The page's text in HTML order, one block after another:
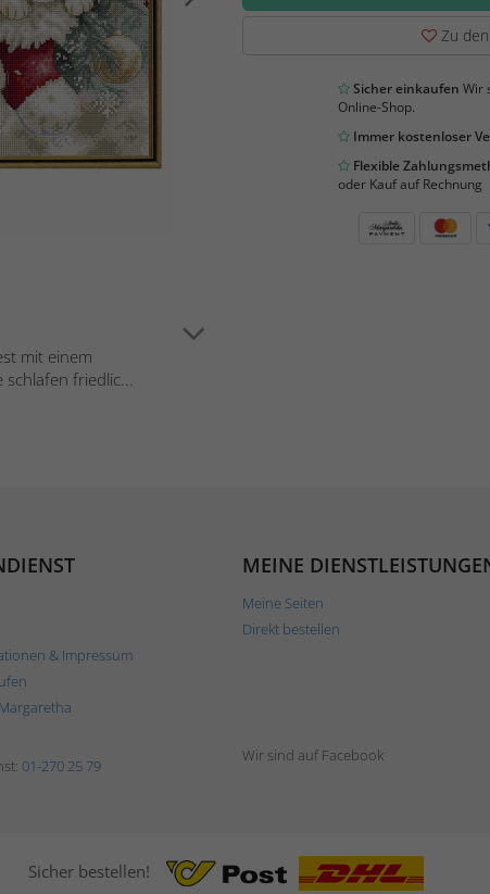
mit einem
friedlic...
Zu
Sicher einkaufen Wir
Online-Shop.
Immer kostenloser
Flexible
oder Kauf auf Rechnung
& Impressum
MEINE
Meine Seiten
Direkt bestellen
01-270 25 79
Wir sind auf Facebook
Sicher bestellen!